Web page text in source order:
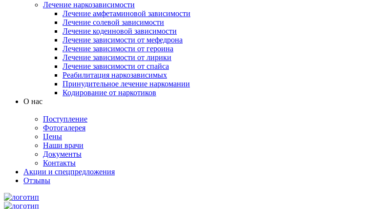
Лечение наркозависимости
Лечение амфетаминовой зависимости
Лечение солевой зависимости
Лечение кодеиновой зависимости
Лечение зависимости от мефедрона
Лечение зависимости от героина
Лечение зависимости от лирики
Лечение зависимости от спайса
Реабилитация наркозависимых
Принудительное лечение наркомании
Кодирование от наркотиков
О нас
Поступление
Фотогалерея
Цены
Наши врачи
Документы
Контакты
Акции и спецпредложения
Отзывы